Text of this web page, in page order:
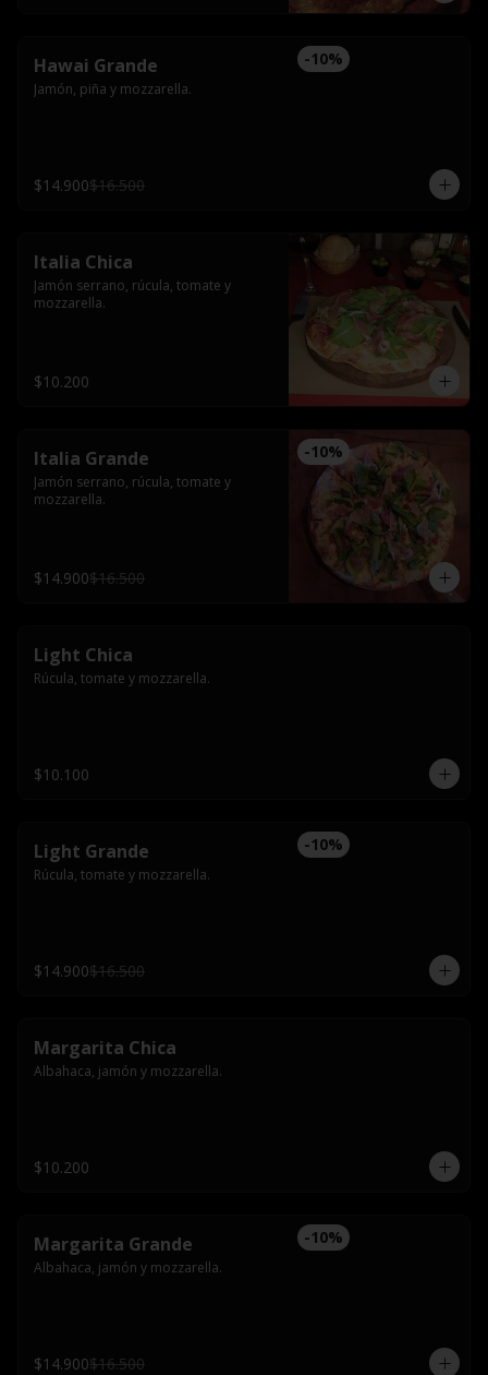
-10%
Hawai Grande
Jamón, piña y mozzarella.
$14.900$16.500
Italia Chica
Jamón serrano, rúcula, tomate y
mozzarella.
$10.200
-10%
Italia Grande
Jamón serrano, rúcula, tomate y
mozzarella.
$14.900$16.500
Light Chica
Rúcula, tomate y mozzarella.
$10.100
-10%
Light Grande
Rúcula, tomate y mozzarella.
$14.900$16.500
Margarita Chica
Albahaca, jamón y mozzarella.
$10.200
-10%
Margarita Grande
Albahaca, jamón y mozzarella.
$14.900$16.500